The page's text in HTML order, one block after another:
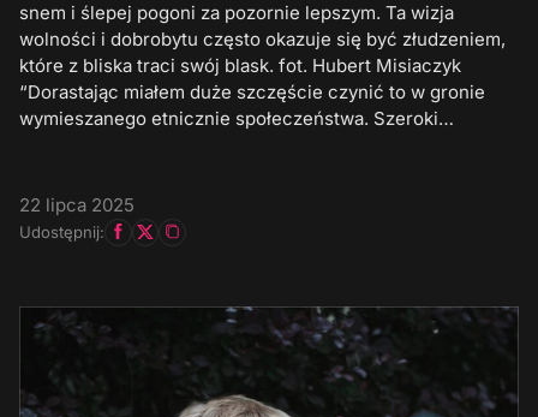
snem i ślepej pogoni za pozornie lepszym. Ta wizja
wolności i dobrobytu często okazuje się być złudzeniem,
które z bliska traci swój blask. fot. Hubert Misiaczyk
“Dorastając miałem duże szczęście czynić to w gronie
wymieszanego etnicznie społeczeństwa. Szeroki…
22 lipca 2025
Udostępnij: